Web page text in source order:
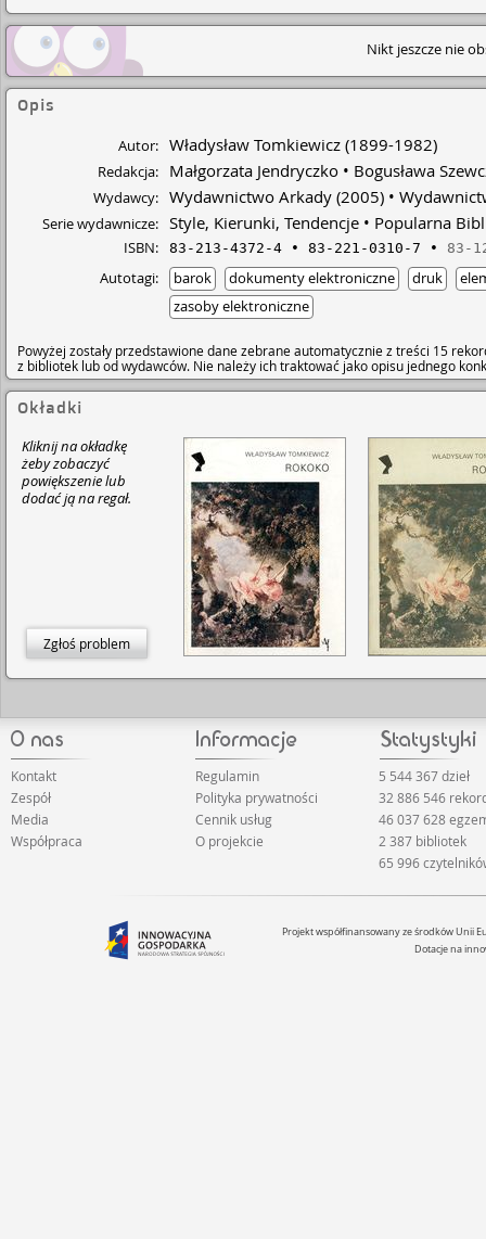
Nikt jeszcze nie
Opis
Autor: Władysław Tomkiewicz (1899-1982)
Redakcja: Małgorzata Jendryczko Bogusława
Wydawcy: Wydawnictwo Arkady (2005)
Serie wydawnicze: Style, Kierunki, Tendencje Popularna
ISBN: 83-213-4372-4 83-221-0310-7 83-
Autotagi: barok dokumenty elektroniczne druk
zasoby elektroniczne
Powyżej zostały przedstawione dane zebrane automatycznie z treści 15
z bibliotek lub od wydawców. Nie należy ich traktować jako opisu jednego
Okładki
Kliknij na okładkę
żeby zobaczyć
powiększenie lub
dodać ją na regał.
Zgłoś problem
Kontakt
Zespół
Media
Współpraca
Regulamin
Polityka prywatności
Cennik usług
O projekcie
5 544 367 dzieł
32 886 546
46 037 628
2 387 bibliotek
65 996
Projekt współfinansowany ze środków Unii
Dotacje na